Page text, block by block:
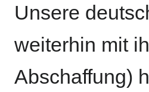
Unsere
weiterhin mit
Abschaffung)